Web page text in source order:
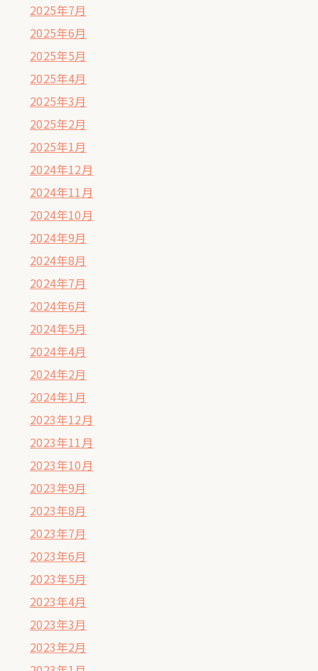
2025年7月
2025年6月
2025年5月
2025年4月
2025年3月
2025年2月
2025年1月
2024年12月
2024年11月
2024年10月
2024年9月
2024年8月
2024年7月
2024年6月
2024年5月
2024年4月
2024年2月
2024年1月
2023年12月
2023年11月
2023年10月
2023年9月
2023年8月
2023年7月
2023年6月
2023年5月
2023年4月
2023年3月
2023年2月